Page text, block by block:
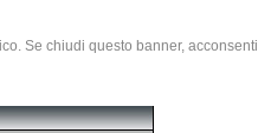
Se chiudi questo banner, acconsenti